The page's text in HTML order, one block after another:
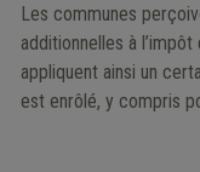
Les communes
additionnelles à
appliquent ainsi un
est enrôlé, y compris